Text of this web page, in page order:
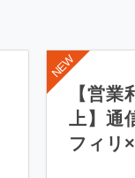
【営
上】通
フィリ